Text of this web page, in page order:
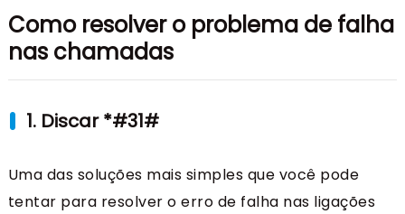
Como resolver o problema de falha
nas chamadas
1. Discar *#31#
Uma das soluções mais simples que você pode
tentar para resolver o erro de falha nas ligações